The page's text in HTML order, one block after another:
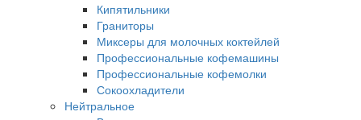
Кипятильники
Граниторы
Миксеры для молочных коктейлей
Профессиональные кофемашины
Профессиональные кофемолки
Сокоохладители
Нейтральное